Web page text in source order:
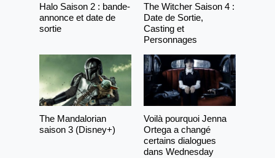
Halo Saison 2 : bande-
annonce et date de
sortie
The Witcher Saison 4 :
Date de Sortie,
Casting et
Personnages
The Mandalorian
saison 3 (Disney+)
Voilà pourquoi Jenna
Ortega a changé
certains dialogues
dans Wednesday